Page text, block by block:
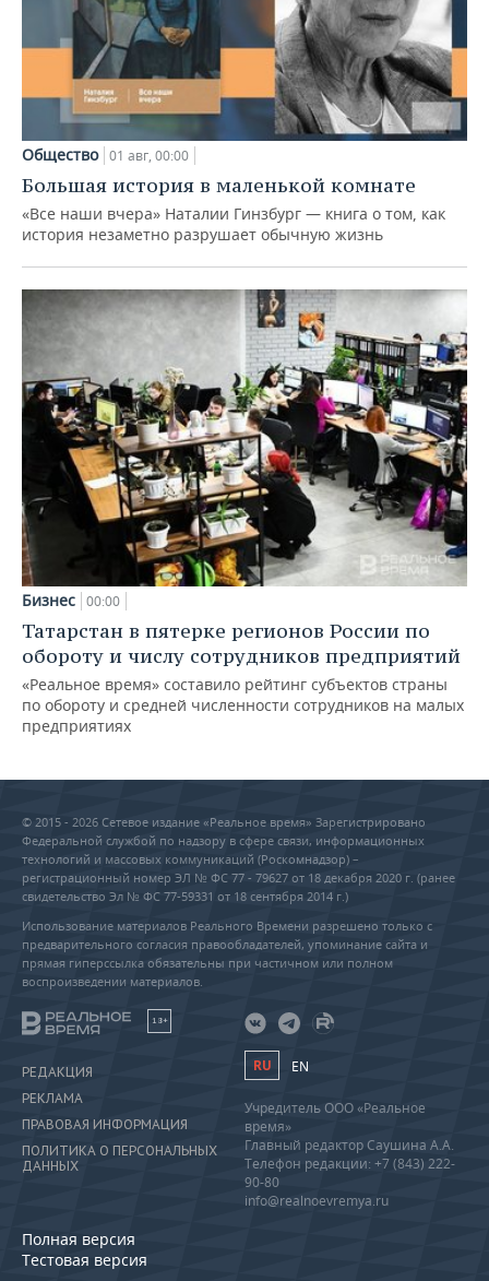
Общество 01 авг, 00:00
Большая история в маленькой комнате
«Все наши вчера» Наталии Гинзбург — книга о том, как
история незаметно разрушает обычную жизнь
Бизнес 00:00
Татарстан в пятерке регионов России по
обороту и числу сотрудников предприятий
«Реальное время» составило рейтинг субъектов страны
по обороту и средней численности сотрудников на малых
предприятиях
© 2015 - 2026 Сетевое издание «Реальное время» Зарегистрировано
Федеральной службой по надзору в сфере связи, информационных
технологий и массовых коммуникаций (Роскомнадзор) –
регистрационный номер ЭЛ № ФС 77 - 79627 от 18 декабря 2020 г. (ранее
свидетельство Эл № ФС 77-59331 от 18 сентября 2014 г.)
Использование материалов Реального Времени разрешено только с
предварительного согласия правообладателей, упоминание сайта и
прямая гиперссылка обязательны при частичном или полном
воспроизведении материалов.
18+
РЕДАКЦИЯ
РЕКЛАМА
ПРАВОВАЯ ИНФОРМАЦИЯ
ПОЛИТИКА О ПЕРСОНАЛЬНЫХ
ДАННЫХ
Полная версия
Тестовая версия
RU EN
Учредитель ООО «Реальное
время»
Главный редактор Саушина А.А.
Телефон редакции: +7 (843) 222-
90-80
info@realnoevremya.ru